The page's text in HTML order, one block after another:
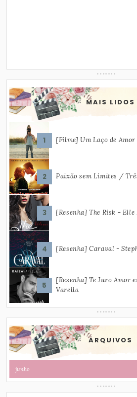
MAIS LIDOS
[Filme] Um Laço de Amor
Paixão sem Limites /
[Resenha] The Risk - Elle
[Resenha] Caraval -
[Resenha] Te Juro Amor
Varella
ARQUIVOS